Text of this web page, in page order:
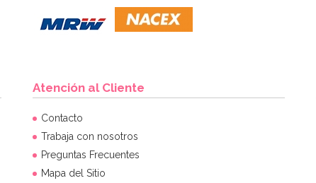
Atención al Cliente
Contacto
Trabaja con nosotros
Preguntas Frecuentes
Mapa del Sitio